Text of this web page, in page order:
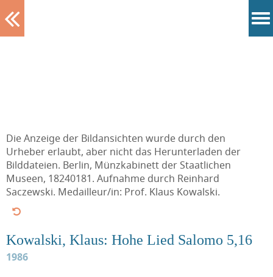
Die Anzeige der Bildansichten wurde durch den
Urheber erlaubt, aber nicht das Herunterladen der
Bilddateien. Berlin, Münzkabinett der Staatlichen
Museen, 18240181. Aufnahme durch Reinhard
Saczewski. Medailleur/in: Prof. Klaus Kowalski.
Kowalski, Klaus: Hohe Lied Salomo 5,16
1986